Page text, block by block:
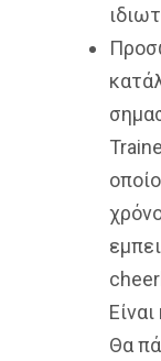
Θα